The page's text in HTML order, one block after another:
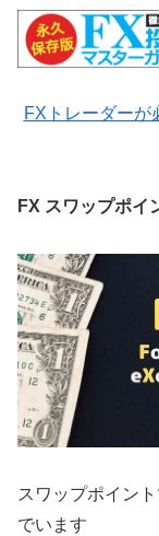
FXトレーダー
FX スワップポイ
スワップポイン
でいます